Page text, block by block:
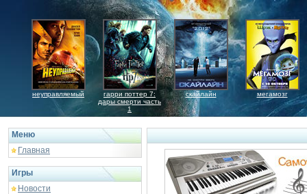
неуправляемый
гарри поттер 7:
дары смерти часть
1
скайлайн мегамозг
Меню
Главная
Игры
Новости